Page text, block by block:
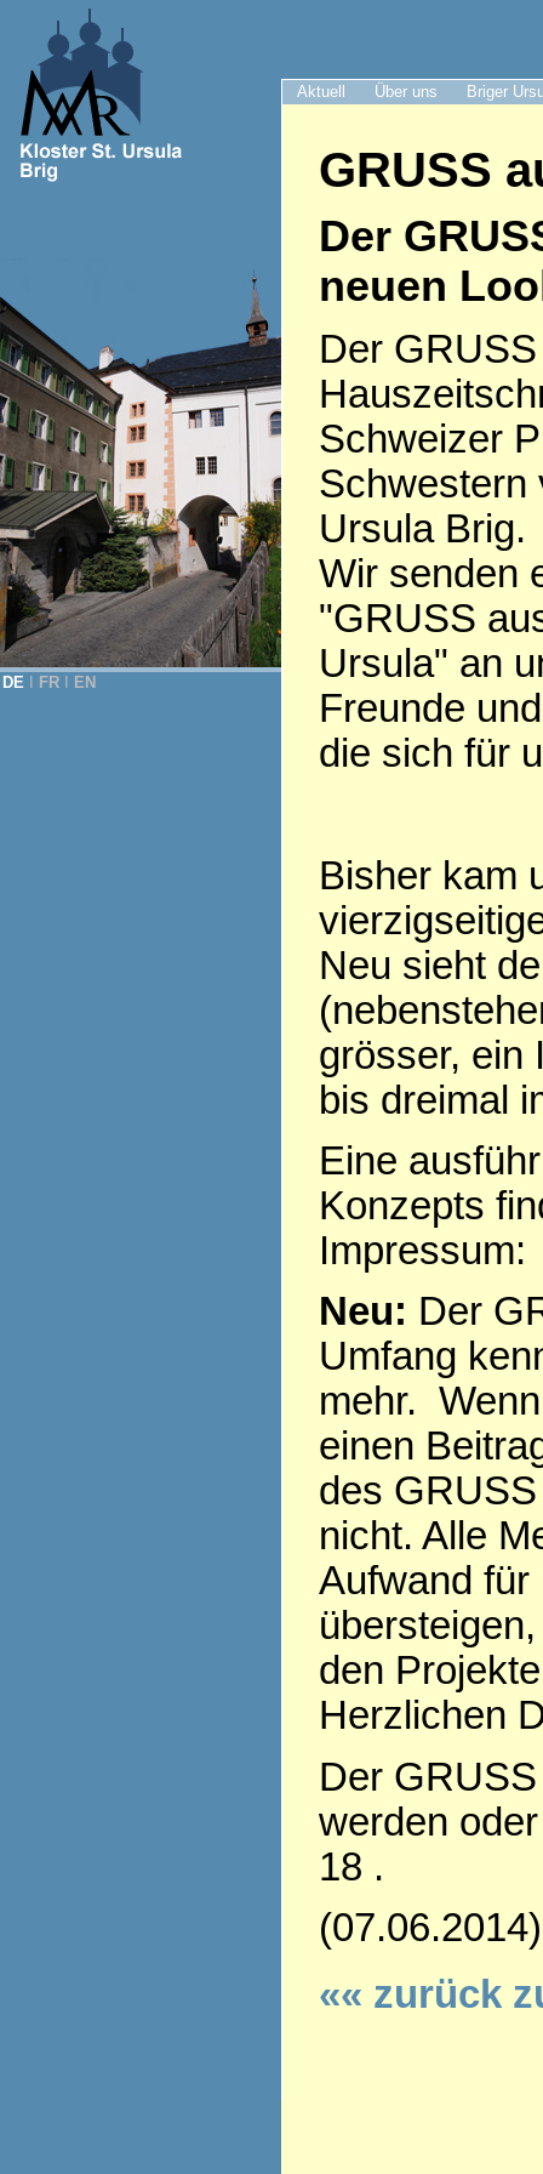
Aktuell Über uns Briger
DE FR EN
GRUSS
Der
neuen
Der
Schweizer
Schwestern
Ursula Brig.
Wir senden
"GRUSS
Ursula" an
Freunde
die sich für
Bisher kam
Neu sieht
grösser, ein
bis dreimal
Eine
Konzepts
Neu: Der
Umfang
mehr.
einen
des
nicht. Alle
Aufwand für
den
Herzlichen
Der
werden
18 .
(07.06.2014)
«« zurück